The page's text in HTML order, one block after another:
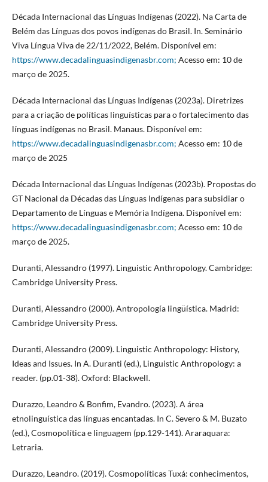
Década Internacional das Línguas Indígenas (2022). Na Carta de
Belém das Línguas dos povos indígenas do Brasil. In. Seminário
Viva Língua Viva de 22/11/2022, Belém. Disponível em:
https://www.decadalinguasindigenasbr.com; Acesso em: 10 de
março de 2025.
Década Internacional das Línguas Indígenas (2023a). Diretrizes
para a criação de políticas linguísticas para o fortalecimento das
línguas indígenas no Brasil. Manaus. Disponível em:
https://www.decadalinguasindigenasbr.com; Acesso em: 10 de
março de 2025
Década Internacional das Línguas Indígenas (2023b). Propostas do
GT Nacional da Décadas das Línguas Indígenas para subsidiar o
Departamento de Línguas e Memória Indígena. Disponível em:
https://www.decadalinguasindigenasbr.com; Acesso em: 10 de
março de 2025.
Duranti, Alessandro (1997). Linguistic Anthropology. Cambridge:
Cambridge University Press.
Duranti, Alessandro (2000). Antropología lingüística. Madrid:
Cambridge University Press.
Duranti, Alessandro (2009). Linguistic Anthropology: History,
Ideas and Issues. In A. Duranti (ed.), Linguistic Anthropology: a
reader. (pp.01-38). Oxford: Blackwell.
Durazzo, Leandro & Bonfim, Evandro. (2023). A área
etnolinguística das línguas encantadas. In C. Severo & M. Buzato
(ed.), Cosmopolítica e linguagem (pp.129-141). Araraquara:
Letraria.
Durazzo, Leandro. (2019). Cosmopolíticas Tuxá: conhecimentos,